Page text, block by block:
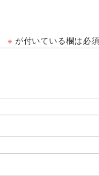
※ が付いている欄は必